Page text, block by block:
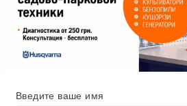
Введите ваше имя